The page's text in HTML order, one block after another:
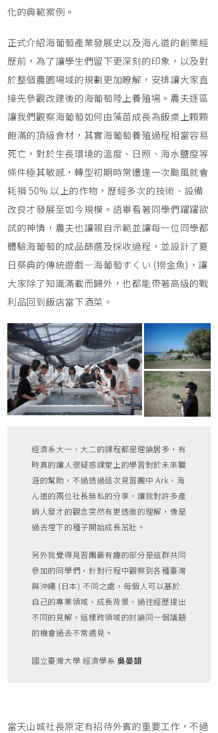
化的典範案例。
正式介紹海葡萄產業發展史以及海ん道的創業經
歷前，為了讓學生們留下更深刻的印象，以及對
於整個農園場域的規劃更加瞭解，安排讓大家直
接先參觀改建後的海葡萄陸上養殖場。農夫逐區
讓我們觀察海葡萄如何由藻苗成長為飯桌上顆顆
飽滿的頂級食材，其實海葡萄養殖過程相當容易
死亡，對於生長環境的溫度、日照、海水鹽度等
條件極其敏感，轉型初期時常遭逢一次颱風就會
耗損 50% 以上的作物，歷經多次的技術、設備
改良才發展至如今規模。語畢看著同學們躍躍欲
試的神情，農夫也讓親自示範並讓每一位同學都
體驗海葡萄的成品篩選及採收過程，並設計了夏
日祭典的傳統遊戲—海葡萄すくい (撈金魚)，讓
大家除了知識滿載而歸外，也都能帶著高級的戰
利品回到飯店當下酒菜。
經濟系大一、大二的課程都是理論居多，有
時真的讓人很疑惑課堂上的學習對於未來職
涯的幫助，不過透過這次見習團中 Ark、海
ん道的兩位社長無私的分享，讓我對許多產
銷人發才的觀念突然有更透徹的理解，像是
過去埋下的種子開始成長茁壯。
另外我覺得見習團最有趣的部分是這群共同
參加的同學們，針對行程中觀察到各種臺灣
與沖繩 (日本) 不同之處，每個人可以基於
自己的專業領域、成長背景、過往經歷提出
不同的見解，這樣跨領域的討論同一個議題
的機會過去不常遇見。
國立臺灣大學 經濟學系吳晏頡
當天山城社長原定有招待外賓的重要工作，不過